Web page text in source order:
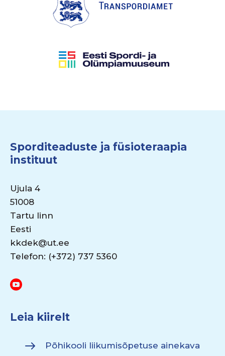
Sporditeaduste ja füsioteraapia
instituut
Ujula 4
51008
Tartu linn
Eesti
kkdek@ut.ee
Telefon: (+372) 737 5360
Leia kiirelt
Põhikooli liikumisõpetuse ainekava